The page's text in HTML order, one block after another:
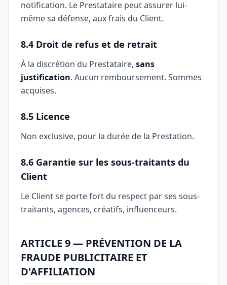
notification. Le Prestataire peut assurer lui-
même sa défense, aux frais du Client.
8.4 Droit de refus et de retrait
À la discrétion du Prestataire, sans
justification. Aucun remboursement. Sommes
acquises.
8.5 Licence
Non exclusive, pour la durée de la Prestation.
8.6 Garantie sur les sous-traitants du
Client
Le Client se porte fort du respect par ses sous-
traitants, agences, créatifs, influenceurs.
ARTICLE 9 — PRÉVENTION DE LA
FRAUDE PUBLICITAIRE ET
D'AFFILIATION